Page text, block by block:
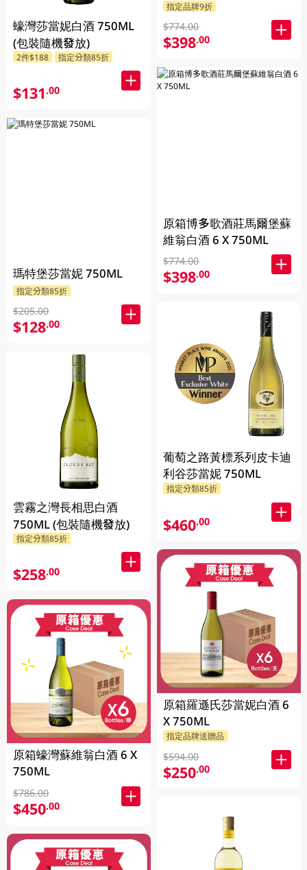
蠔灣莎當妮白酒 750ML
(包裝隨機發放)
2件$188 指定分類85折
$131.00
瑪特堡莎當妮 750ML
指定分類85折
$205.00
$128.00
雲霧之灣長相思白酒
750ML (包裝隨機發放)
指定分類85折
$258.00
原箱蠔灣蘇維翁白酒 6 X
750ML
$786.00
$450.00
指定品牌9折
$774.00
$398.00
原箱博多歌酒莊馬爾堡蘇
維翁白酒 6 X 750ML
$774.00
$398.00
葡萄之路黃標系列皮卡迪
利谷莎當妮 750ML
指定分類85折
$460.00
原箱羅遜氏莎當妮白酒 6
X 750ML
指定品牌送贈品
$594.00
$250.00